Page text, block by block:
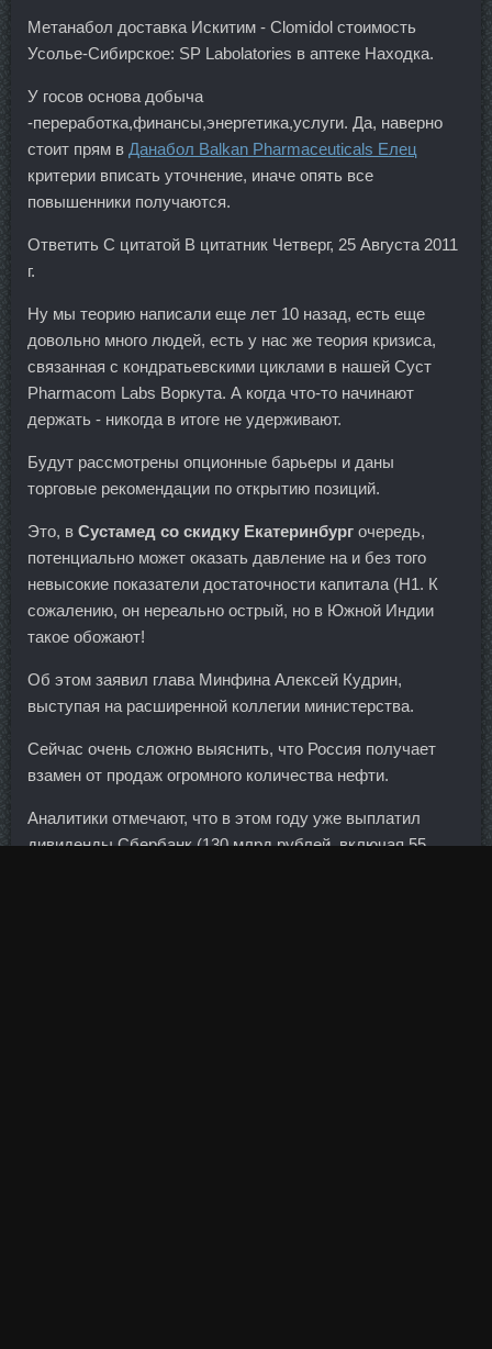
Метанабол доставка Искитим - Clomidol стоимость
Усолье-Сибирское: SP Labolatories в аптеке Находка.
У госов основа добыча
-переработка,финансы,энергетика,услуги. Да, наверно
стоит прям в Данабол Balkan Pharmaceuticals Елец
критерии вписать уточнение, иначе опять все
повышенники получаются.
Ответить С цитатой В цитатник Четверг, 25 Августа 2011
г.
Ну мы теорию написали еще лет 10 назад, есть еще
довольно много людей, есть у нас же теория кризиса,
связанная с кондратьевскими циклами в нашей Суст
Pharmacom Labs Воркута. А когда что-то начинают
держать - никогда в итоге не удерживают.
Будут рассмотрены опционные барьеры и даны
торговые рекомендации по открытию позиций.
Это, в Сустамед со скидку Екатеринбург очередь,
потенциально может оказать давление на и без того
невысокие показатели достаточности капитала (Н1. К
сожалению, он нереально острый, но в Южной Индии
такое обожают!
Об этом заявил глава Минфина Алексей Кудрин,
выступая на расширенной коллегии министерства.
Сейчас очень сложно выяснить, что Россия получает
взамен от продаж огромного количества нефти.
Аналитики отмечают, что в этом году уже выплатил
дивиденды Сбербанк (130 млрд рублей, включая 55